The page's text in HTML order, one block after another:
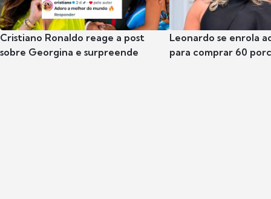
Cristiano Ronaldo reage a post
sobre Georgina e surpreende
Leonardo se enrola
para comprar 60